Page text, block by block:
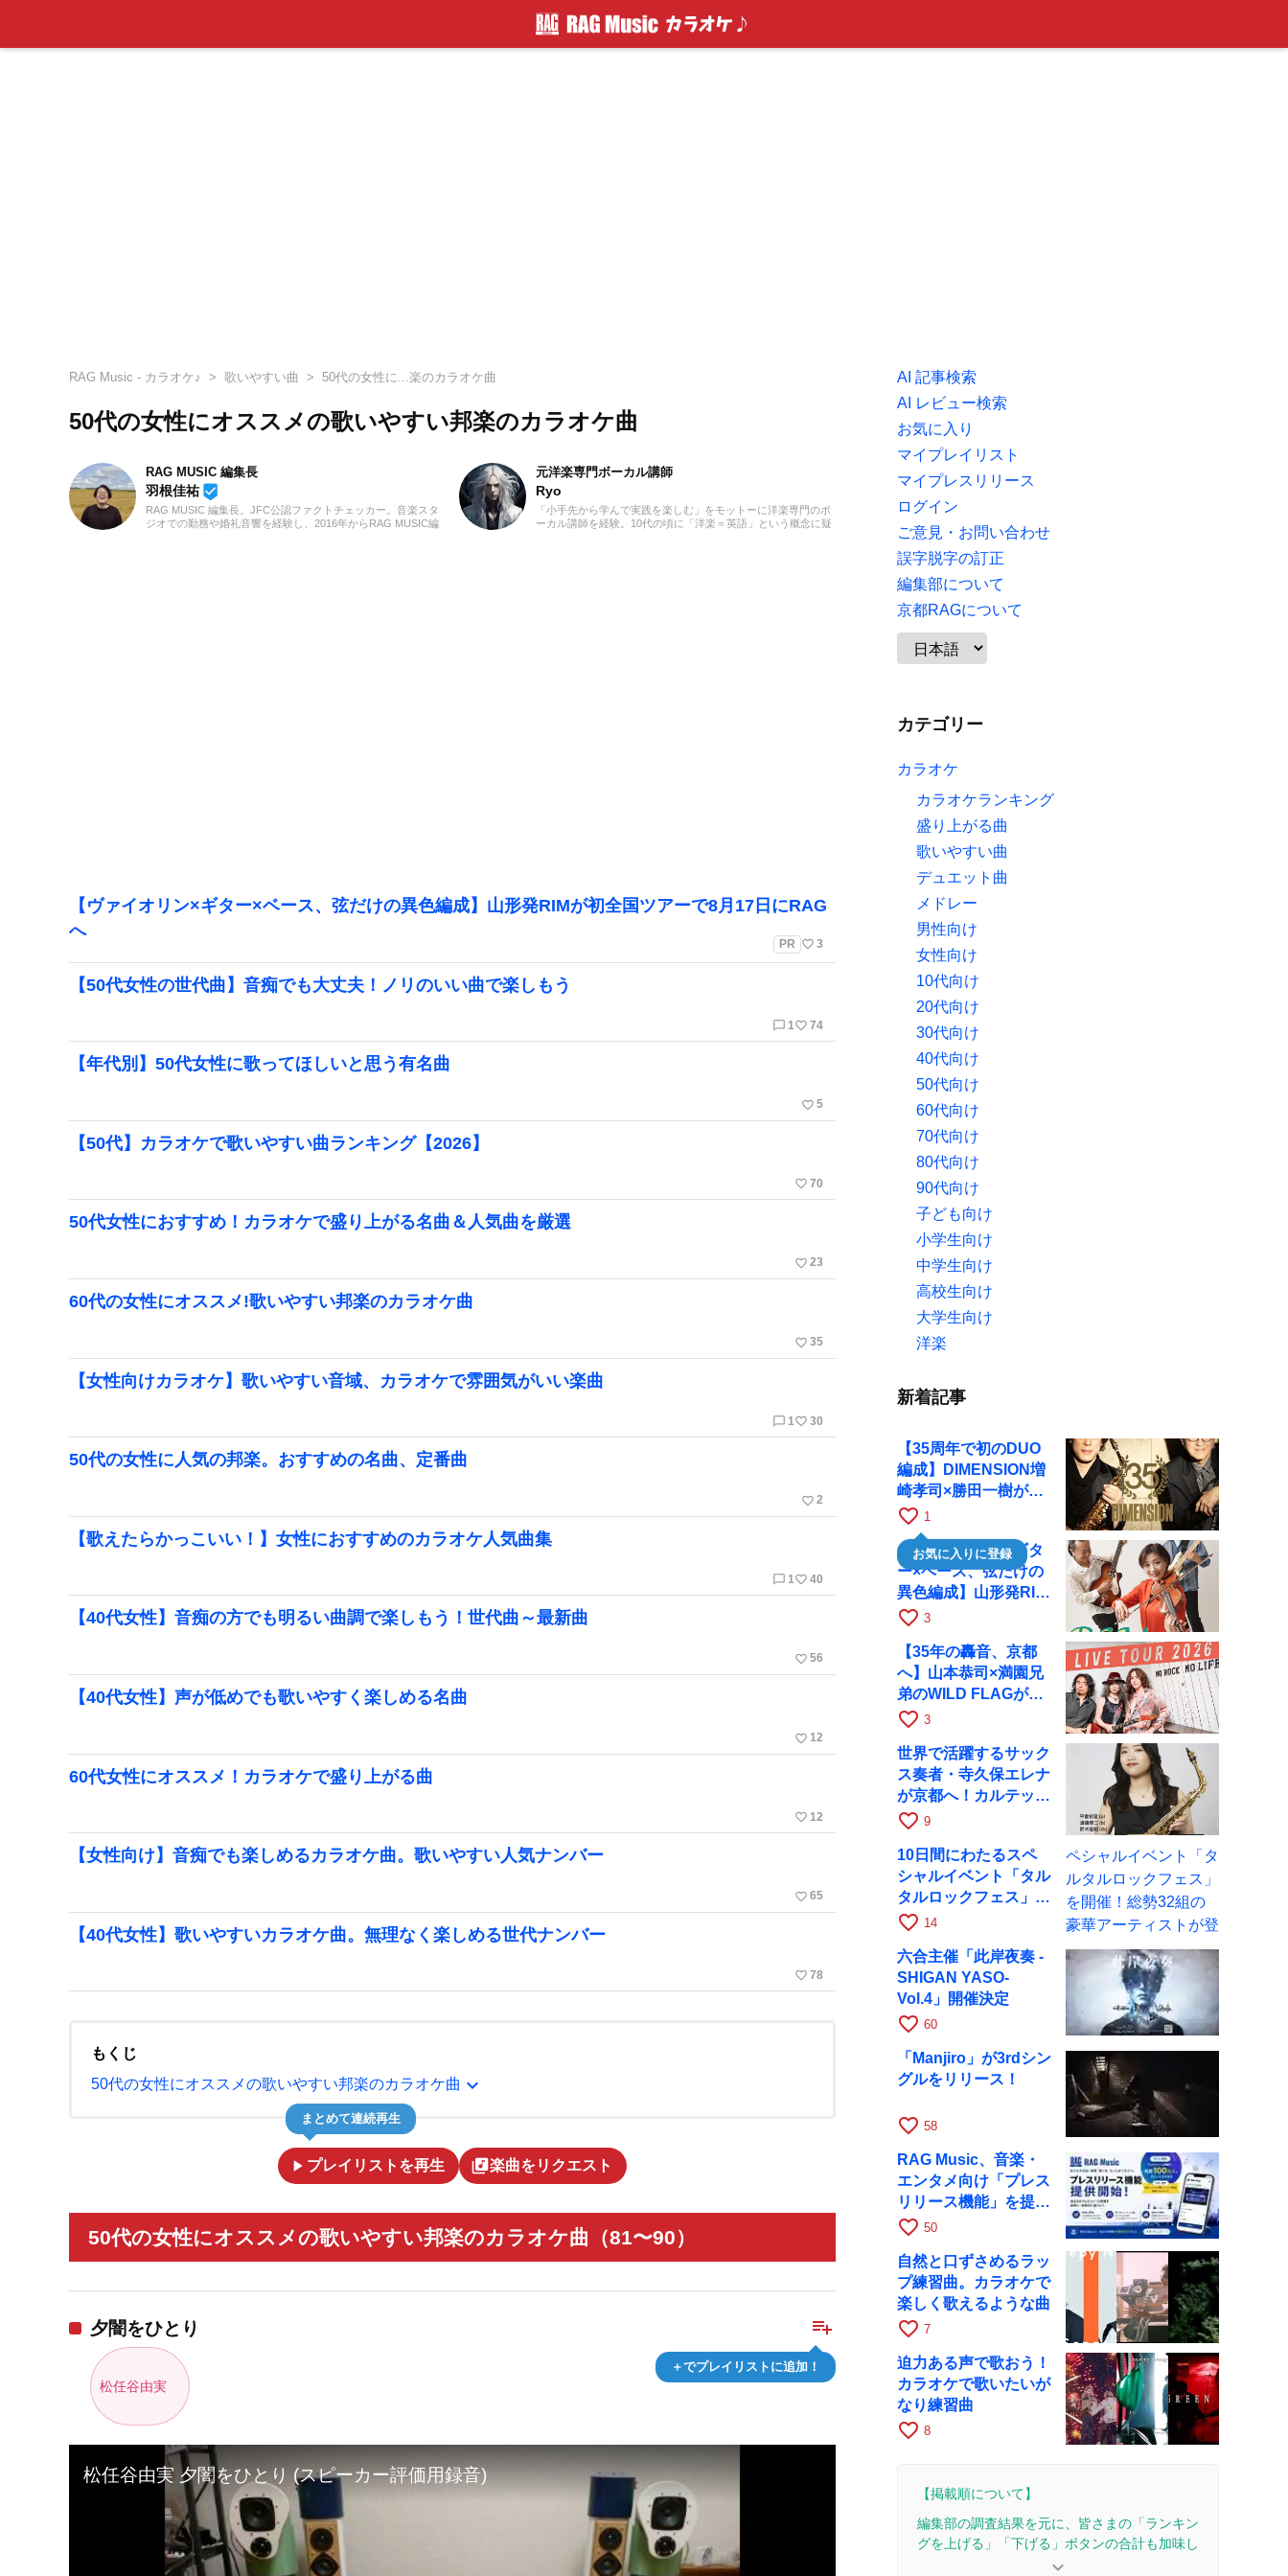
RAG Music - カラオケ♪ 歌いやすい曲 50代の女性に...楽のカラオケ曲
50代の女性にオススメの歌いやすい邦楽のカラオケ曲
RAG MUSIC 編集長
羽根佳祐 beenhere
RAG MUSIC 編集長。JFC公認ファクトチェッカー。音楽スタ
ジオでの勤務や婚礼音響を経験し、2016年からRAG MUSIC編
元洋楽専門ボーカル講師
Ryo
「小手先から学んで実践を楽しむ」をモットーに洋楽専門のボ
ーカル講師を経験。10代の頃に「洋楽＝英語」という概念に疑
【ヴァイオリン×ギター×ベース、弦だけの異色編成】山形発RIMが初全国ツアーで8月17日にRAG
へ
PR favorite_border 3
【50代女性の世代曲】音痴でも大丈夫！ノリのいい曲で楽しもう
chat_bubble_outline 1 favorite_border 74
【年代別】50代女性に歌ってほしいと思う有名曲
favorite_border 5
【50代】カラオケで歌いやすい曲ランキング【2026】
favorite_border 70
50代女性におすすめ！カラオケで盛り上がる名曲＆人気曲を厳選
favorite_border 23
60代の女性にオススメ!歌いやすい邦楽のカラオケ曲
favorite_border 35
【女性向けカラオケ】歌いやすい音域、カラオケで雰囲気がいい楽曲
chat_bubble_outline 1 favorite_border 30
50代の女性に人気の邦楽。おすすめの名曲、定番曲
favorite_border 2
【歌えたらかっこいい！】女性におすすめのカラオケ人気曲集
chat_bubble_outline 1 favorite_border 40
【40代女性】音痴の方でも明るい曲調で楽しもう！世代曲～最新曲
favorite_border 56
【40代女性】声が低めでも歌いやすく楽しめる名曲
favorite_border 12
60代女性にオススメ！カラオケで盛り上がる曲
favorite_border 12
【女性向け】音痴でも楽しめるカラオケ曲。歌いやすい人気ナンバー
favorite_border 65
【40代女性】歌いやすいカラオケ曲。無理なく楽しめる世代ナンバー
favorite_border 78
もくじ
50代の女性にオススメの歌いやすい邦楽のカラオケ曲 expand_more
play_arrow プレイリストを再生
まとめて連続再生
library_music楽曲をリクエスト
50代の女性にオススメの歌いやすい邦楽のカラオケ曲（81〜90）
playlist_add
＋でプレイリストに追加！
夕闇をひとり
松任谷由実
松任谷由実 夕闇をひとり (スピーカー評価用録音)
AI 記事検索
AI レビュー検索
お気に入り
マイプレイリスト
マイプレスリリース
ログイン
ご意見・お問い合わせ
誤字脱字の訂正
編集部について
京都RAGについて
カテゴリー
カラオケ
カラオケランキング
盛り上がる曲
歌いやすい曲
デュエット曲
メドレー
男性向け
女性向け
10代向け
20代向け
30代向け
40代向け
50代向け
60代向け
70代向け
80代向け
90代向け
子ども向け
小学生向け
中学生向け
高校生向け
大学生向け
洋楽
新着記事
【35周年で初のDUO
編成】DIMENSION増
崎孝司×勝田一樹が10
月11日に京都RAGへ
favorite_border 1
お気に入りに登録
【ヴァイオリン×ギタ
ー×ベース、弦だけの
異色編成】山形発RIM
が初全国ツアーで8月
favorite_border 3
【35年の轟音、京都
へ】山本恭司×満園兄
弟のWILD FLAGが8
月6日にRAGでライブ
favorite_border 3
世界で活躍するサック
ス奏者・寺久保エレナ
が京都へ！カルテッ
ト・ツアー京都公演を
favorite_border 9
10日間にわたるスペ
シャルイベント「タル
タルロックフェス」を
開催！総勢32組の豪
favorite_border 14
六合主催「此岸夜奏 -
SHIGAN YASO-
Vol.4」開催決定
favorite_border 60
「Manjiro」が3rdシン
グルをリリース！
favorite_border 58
RAG Music、音楽・
エンタメ向け「プレス
リリース機能」を提供
開始
favorite_border 50
自然と口ずさめるラッ
プ練習曲。カラオケで
楽しく歌えるような曲
favorite_border 7
迫力ある声で歌おう！
カラオケで歌いたいが
なり練習曲
favorite_border 8
【掲載順について】
編集部の調査結果を元に、皆さまの「ランキン
グを上げる」「下げる」ボタンの合計も加味し
keyboard_arrow_down